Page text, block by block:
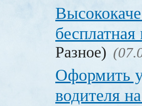
Разное)
Оформить
водителя